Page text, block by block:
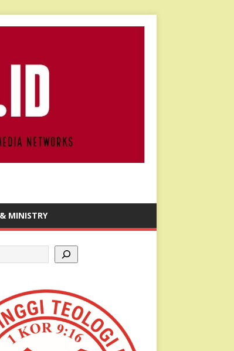
MINISTRY